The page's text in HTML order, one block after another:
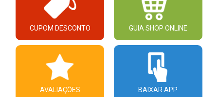
CUPOM DESCONTO GUIA SHOP ONLINE
AVALIAÇÕES BAIXAR APP